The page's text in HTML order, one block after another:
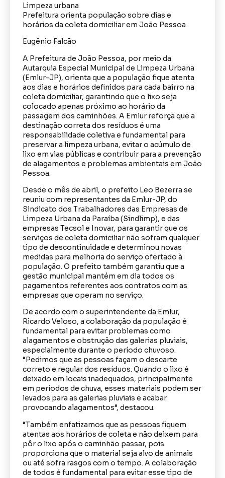
Limpeza urbana
Prefeitura orienta população sobre dias e
horários da coleta domiciliar em João Pessoa
Eugênio Falcão
A Prefeitura de João Pessoa, por meio da
Autarquia Especial Municipal de Limpeza Urbana
(Emlur-JP), orienta que a população fique atenta
aos dias e horários definidos para cada bairro na
coleta domiciliar, garantindo que o lixo seja
colocado apenas próximo ao horário da
passagem dos caminhões. A Emlur reforça que a
destinação correta dos resíduos é uma
responsabilidade coletiva e fundamental para
preservar a limpeza urbana, evitar o acúmulo de
lixo em vias públicas e contribuir para a prevenção
de alagamentos e problemas ambientais em João
Pessoa.
Desde o mês de abril, o prefeito Leo Bezerra se
reuniu com representantes da Emlur-JP, do
Sindicato dos Trabalhadores das Empresas de
Limpeza Urbana da Paraíba (Sindlimp), e das
empresas Tecsol e Inovar, para garantir que os
serviços de coleta domiciliar não sofram qualquer
tipo de descontinuidade e determinou novas
medidas para melhoria do serviço ofertado à
população. O prefeito também garantiu que a
gestão municipal mantém em dia todos os
pagamentos referentes aos contratos com as
empresas que operam no serviço.
De acordo com o superintendente da Emlur,
Ricardo Veloso, a colaboração da população é
fundamental para evitar problemas como
alagamentos e obstrução das galerias pluviais,
especialmente durante o período chuvoso.
“Pedimos que as pessoas façam o descarte
correto e regular dos resíduos. Quando o lixo é
deixado em locais inadequados, principalmente
em períodos de chuva, esses materiais podem ser
levados para as galerias pluviais e acabar
provocando alagamentos”, destacou.
“Também enfatizamos que as pessoas fiquem
atentas aos horários de coleta e não deixem para
pôr o lixo após o caminhão passar, pois
proporciona que o material seja alvo de animais
ou até sofra rasgos com o tempo. A colaboração
de todos é fundamental para evitar esse tipo de